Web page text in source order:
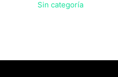
Sin categoría